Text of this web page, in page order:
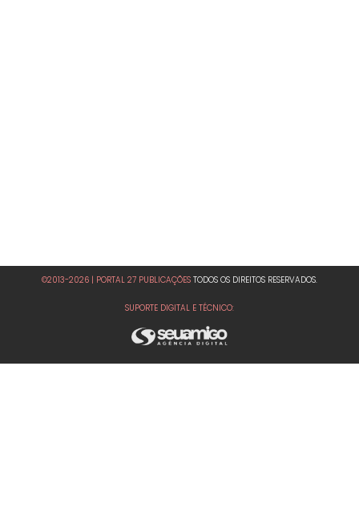
©2013-2026 | PORTAL 27 PUBLICAÇÕES TODOS OS DIREITOS RESERVADOS.
SUPORTE DIGITAL E TÉCNICO: